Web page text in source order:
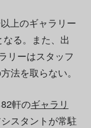
上のギャラリー
る。また、出
リーはスタッフ
法を取らない。
軒のギャラリ
スタントが常駐